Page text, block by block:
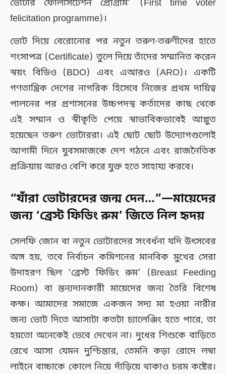
ভোটার ফেলিসিটেশন প্রোগ্রাম’ (First time voter
felicitation programme)।
ভোট দিয়ে বেরোনোর পর নতুন তরুণ-তরুণীদের হাতে
শংসাপত্র (Certificate) তুলে দিয়ে তাঁদের সম্মানিত করেন
স্বয়ং বিডিও (BDO) এবং এআরও (ARO)। একটি
গণতান্ত্রিক দেশের নাগরিক হিসেবে নিজের প্রথম দায়িত্ব
পালনের পর প্রশাসনের উচ্চপদস্থ কর্তাদের কাছ থেকে
এই সম্মান ও স্বীকৃতি পেয়ে স্বাভাবিকভাবেই আপ্লুত
হয়েছেন তরুণ ভোটাররা। এই ছোট ছোট উদ্যোগগুলোই
আগামী দিনে যুবসমাজকে দেশ গঠনে এবং রাজনৈতিক
প্রক্রিয়ায় আরও বেশি করে যুক্ত হতে সাহায্য করবে।
“যাঁরা ভোটারদের জন্ম দেন…”—মায়েদের
জন্য ‘ব্রেস্ট ফিডিং রুম’ জিতে নিল হৃদয়
সেলফি জোন বা নতুন ভোটারদের সংবর্ধনা যদি উৎসবের
অঙ্গ হয়, তবে নির্বাচন কমিশনের মানবিক মুখের সেরা
উদাহরণ ছিল ‘ব্রেস্ট ফিডিং রুম’ (Breast Feeding
Room) বা স্তন্যদানকারী মায়েদের জন্য তৈরি বিশেষ
কক্ষ। আমাদের সমাজে একজন সদ্য মা হওয়া নারীর
জন্য ভোট দিতে আসাটা কতটা চ্যালেঞ্জিং হতে পারে, তা
হয়তো অনেকেই ভেবে দেখেন না। দুধের শিশুকে বাড়িতে
রেখে আসা যেমন দুশ্চিন্তার, তেমনি কড়া রোদে লম্বা
লাইনে বাচ্চাকে কোলে নিয়ে দাঁড়িয়ে থাকাও চরম কষ্টের।